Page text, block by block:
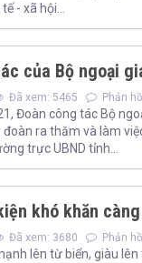
- xã hội...
của Bộ ngoại
Đã xem: 5465 Phản
Đoàn công tác Bộ
ra thăm và làm
trực UBND tỉnh...
khó khăn
Đã xem: 3680 Phản
lên từ biển, giàu